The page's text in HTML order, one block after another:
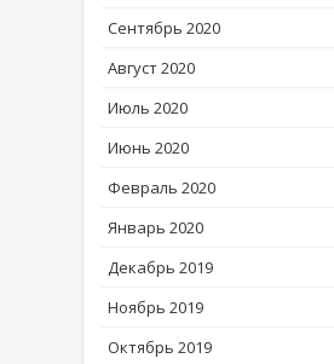
Сентябрь 2020
Август 2020
Июль 2020
Июнь 2020
Февраль 2020
Январь 2020
Декабрь 2019
Ноябрь 2019
Октябрь 2019